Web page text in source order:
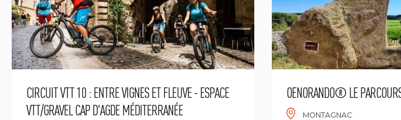
CIRCUIT VTT 10 : ENTRE VIGNES ET FLEUVE - ESPACE
VTT/GRAVEL CAP D'AGDE MÉDITERRANÉE
OENORANDO® LE
MONTAGNAC